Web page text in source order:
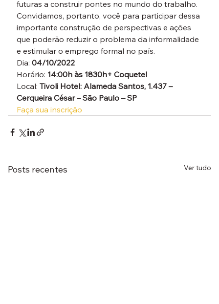
futuras a construir pontes no mundo do trabalho.
Convidamos, portanto, você para participar dessa
importante construção de perspectivas e ações
que poderão reduzir o problema da informalidade
e estimular o emprego formal no país.
Dia: 04/10/2022
Horário: 14:00h às 1830h+ Coquetel
Local: Tivoli Hotel: Alameda Santos, 1.437 –
Cerqueira César – São Paulo – SP
Faça sua inscrição
Posts recentes Ver tudo